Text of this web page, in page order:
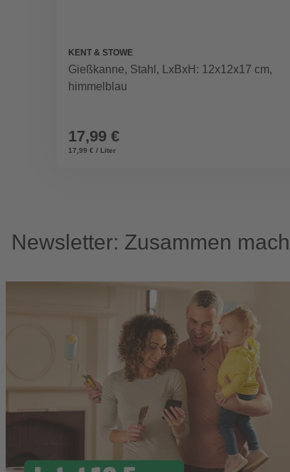
KENT & STOWE
Gießkanne, Stahl, LxBxH: 12x12x17 cm,
himmelblau
17,99 €
17,99 € / Liter
Newsletter: Zusammen